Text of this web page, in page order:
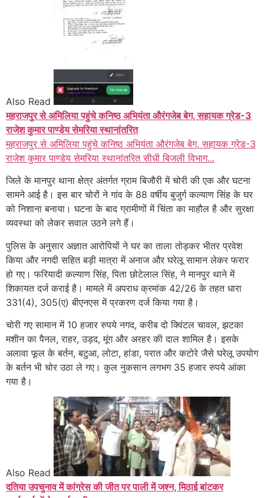
Also Read
महराजपुर से अमिलिया पहुंचे कनिष्ठ अभियंता औरंगजेब बेग, सहायक ग्रेड-3
राजेश कुमार पाण्डेय सेमरिया स्थानांतरित
महराजपुर से अमिलिया पहुंचे कनिष्ठ अभियंता औरंगजेब बेग, सहायक ग्रेड-3
राजेश कुमार पाण्डेय सेमरिया स्थानांतरित सीधी बिजली विभाग...
जिले के मानपुर थाना क्षेत्र अंतर्गत ग्राम बिजौरी में चोरी की एक और घटना
सामने आई है। इस बार चोरों ने गांव के 88 वर्षीय बुजुर्ग कल्याण सिंह के घर
को निशाना बनाया। घटना के बाद ग्रामीणों में चिंता का माहौल है और सुरक्षा
व्यवस्था को लेकर सवाल उठने लगे हैं।
पुलिस के अनुसार अज्ञात आरोपियों ने घर का ताला तोड़कर भीतर प्रवेश
किया और नगदी सहित बड़ी मात्रा में अनाज और घरेलू सामान लेकर फरार
हो गए। फरियादी कल्याण सिंह, पिता छोटेलाल सिंह, ने मानपुर थाने में
शिकायत दर्ज कराई है। मामले में अपराध क्रमांक 42/26 के तहत धारा
331(4), 305(ए) बीएनएस में प्रकरण दर्ज किया गया है।
चोरी गए सामान में 10 हजार रुपये नगद, करीब दो क्विंटल चावल, झटका
मशीन का पैनल, राहर, उड़द, मूंग और अरहर की दाल शामिल है। इसके
अलावा फूल के बर्तन, बटुआ, लोटा, हांडा, परात और कटोरे जैसे घरेलू उपयोग
के बर्तन भी चोर उठा ले गए। कुल नुकसान लगभग 35 हजार रुपये आंका
गया है।
Also Read
दतिया उपचुनाव में कांग्रेस की जीत पर पाली में जश्न, मिठाई बांटकर